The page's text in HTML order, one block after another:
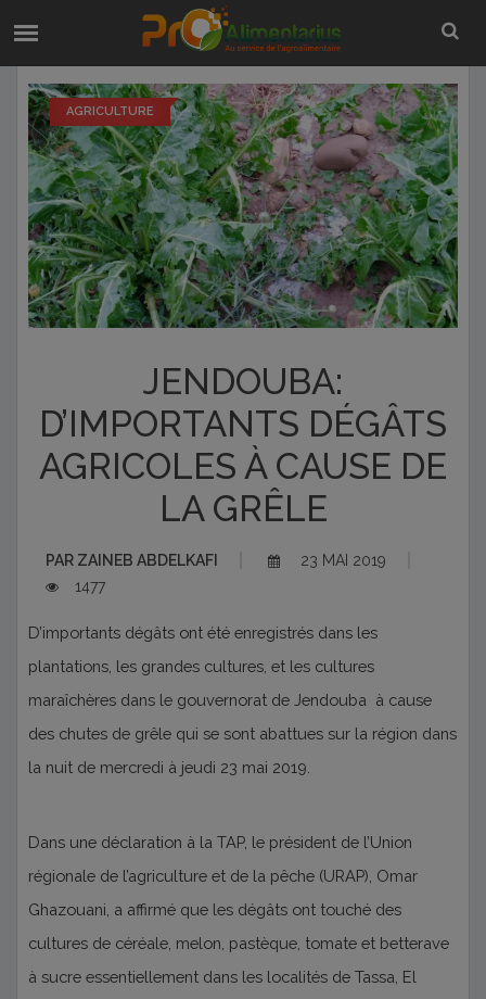
AGRICULTURE
JENDOUBA:
D’IMPORTANTS DÉGÂTS
AGRICOLES À CAUSE DE
LA GRÊLE
PARZAINEB ABDELKAFI
23 MAI 2019
1477
D’importants dégâts ont été enregistrés dans les
plantations, les grandes cultures, et les cultures
maraîchères dans le gouvernorat de Jendouba à cause
des chutes de grêle qui se sont abattues sur la région dans
la nuit de mercredi à jeudi 23 mai 2019.
Dans une déclaration à la TAP, le président de l’Union
régionale de l’agriculture et de la pêche (URAP), Omar
Ghazouani, a affirmé que les dégâts ont touché des
cultures de céréale, melon, pastèque, tomate et betterave
à sucre essentiellement dans les localités de Tassa, El